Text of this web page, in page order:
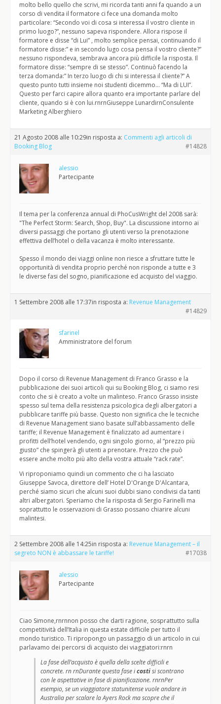
molto bello quello che scrivi, mi ricorda tanti anni fa quando a un
corso di vendita il formatore ci fece una domanda molto
particolare: “Secondo voi di cosa si interessa il vostro cliente in
primo luogo?”, nessuno sapeva rispondere. Allora rispose il
formatore e disse “di Lui” , molto semplice pensai, continuando il
formatore disse:” e in secondo lugo cosa pensa il vostro cliente?”
nessuno rispondeva, sembrava ancora più difficile la risposta. Il
formatore disse: “sempre di se stesso”. Continuò facendo la
terza domanda:” In terzo luogo di chi si interessa il cliente?” A
questo punto tutti insieme noi studenti dicemmo… “Ma di LUI”.
Questo per farci capire allora quanto era importante parlare del
cliente, quando si è con lui.rnrnGiuseppe LunardirnConsulente
Marketing Alberghiero
21 Agosto 2008 alle 10:29in risposta a: Commenti agli articoli di
Booking Blog
#14828
alessio
Partecipante
Il tema per la conferenza annual di PhoCusWright del 2008 sarà:
"The Perfect Storm: Search, Shop, Buy". La discussione intorno ai
diversi passaggi che portano gli utenti verso la prenotazione
effettiva dell’hotel o della vacanza è molto interessante.
Spesso il mondo dei viaggi online non riesce a sfruttare tutte le
opportunità di vendita proprio perché non risponde a tutte e 3
le diverse fasi del sogno, pianificazione ed acquisto del viaggio.
1 Settembre 2008 alle 17:37in risposta a: Revenue Management
#14829
sfarinel
Amministratore del forum
Dopo il corso di Revenue Management di Franco Grasso e la
pubblicazione dei suoi articoli qui su Booking Blog, ci siamo resi
conto che si è creato a volte un malinteso. Franco Grasso insiste
spesso sul tema della resistenza psicologica degli albergatori a
pubblicare tariffe più basse. Questo non significa che le tecniche
di Revenue Management siano basate sull’abbassamento delle
tariffe; il Revenue Management è finalizzato ad aumentare i
profitti dell’hotel vendendo, ogni singolo giorno, al “prezzo più
giusto” che spingerà gli utenti a prenotare. Prezzo che può
essere anche molto più alto della vostra attuale “rack rate”.
Vi riproponiamo quindi un commento che ci ha lasciato
Giuseppe Savoca, direttore dell’ Hotel D'Orange D'Alcantara,
perché siamo sicuri che alcuni suoi dubbi siano condivisi da tanti
altri albergatori. Speriamo che la risposta di Sergio Farinelli ma
soprattutto le osservazioni di Grasso possano chiarire alcuni
malintesi.
2 Settembre 2008 alle 14:25in risposta a: Revenue Management – il
segreto NON è abbassare le tariffe!
#17038
alessio
Partecipante
Ciao Simone,rnrnnon posso che darti ragione, sosprattutto sulla
competitività dell’Italia in questa estate difficile per tutto il
mondo turistico. Ti ripropongo un passaggio di un articolo in cui
parlavamo dei percorsi di acquisto dei viaggiatori:rnrn
La fase dell’acquisto è quella della scelte difficili e
concrete. rn rnDurante questa fase icostisi scontrano
con le aspettative in fase di pianificazione. rnrnPer
esempio, se un viaggiatore statunitense vuole andare in
Australia per scalare la Ayers Rock ma scopre che il